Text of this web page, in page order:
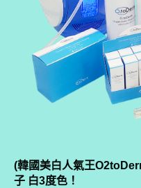
(韓國美白人氣王
子 白3度色！